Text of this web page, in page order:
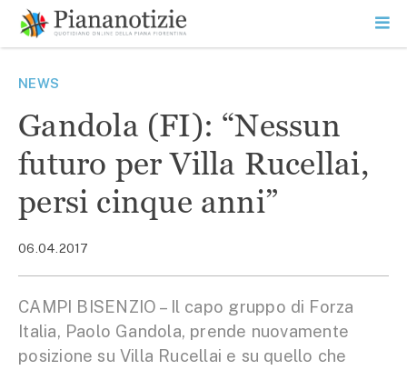
contenuto
SEARCH
NEWS
Gandola (FI): “Nessun
futuro per Villa Rucellai,
persi cinque anni”
06.04.2017
CAMPI BISENZIO – Il capo gruppo di Forza
Italia, Paolo Gandola, prende nuovamente
posizione su Villa Rucellai e su quello che